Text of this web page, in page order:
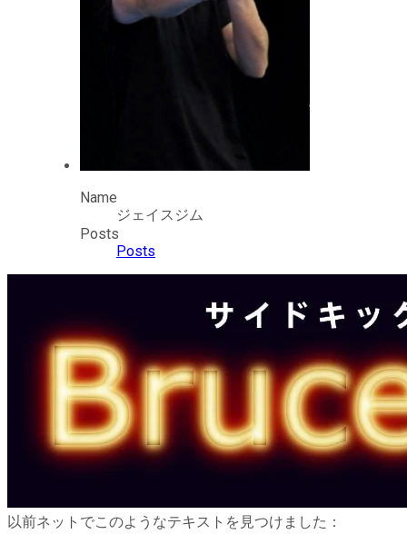
Name
ジェイスジム
Posts
Posts
以前ネットでこのようなテキストを見つけました：